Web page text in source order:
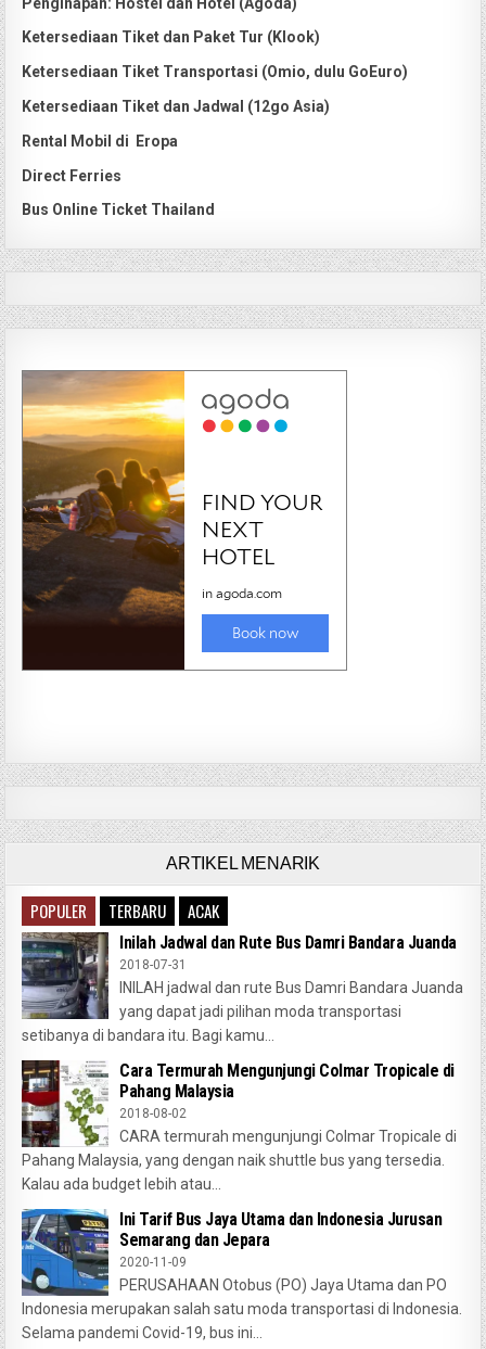
Ketersediaan Tiket dan Paket Tur (Klook)
Ketersediaan Tiket Transportasi (Omio, dulu GoEuro)
Ketersediaan Tiket dan Jadwal (12go Asia)
Rental Mobil di Eropa
Direct Ferries
Bus Online Ticket Thailand
ARTIKEL MENARIK
POPULER TERBARU ACAK
Inilah Jadwal dan Rute Bus Damri Bandara Juanda
2018-07-31
INILAH jadwal dan rute Bus Damri Bandara Juanda
yang dapat jadi pilihan moda transportasi
setibanya di bandara itu. Bagi kamu...
Cara Termurah Mengunjungi Colmar Tropicale di
Pahang Malaysia
2018-08-02
CARA termurah mengunjungi Colmar Tropicale di
Pahang Malaysia, yang dengan naik shuttle bus yang tersedia.
Kalau ada budget lebih atau...
Ini Tarif Bus Jaya Utama dan Indonesia Jurusan
Semarang dan Jepara
2020-11-09
PERUSAHAAN Otobus (PO) Jaya Utama dan PO
Indonesia merupakan salah satu moda transportasi di Indonesia.
Selama pandemi Covid-19, bus ini...